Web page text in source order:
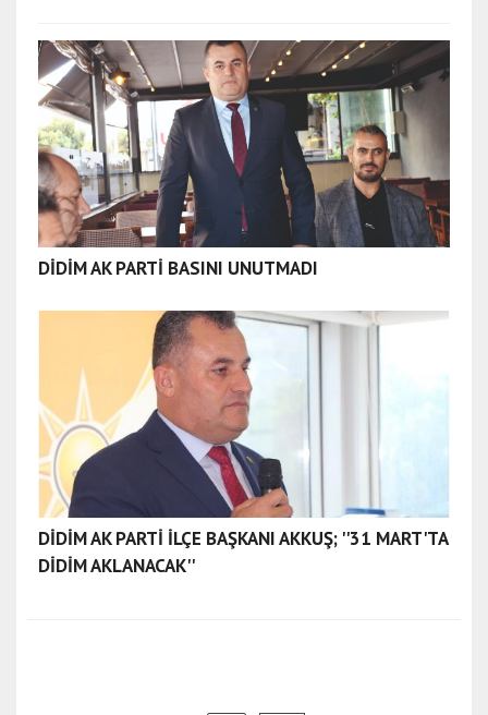
DİDİM AK PARTİ BASINI UNUTMADI
DİDİM AK PARTİ İLÇE BAŞKANI AKKUŞ; ''31 MART'TA
DİDİM AKLANACAK''